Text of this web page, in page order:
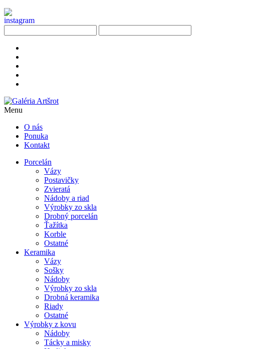
Menu
O nás
Ponuka
Kontakt
Porcelán
Vázy
Postavičky
Zvieratá
Nádoby a riad
Výrobky zo skla
Drobný porcelán
Ťažítka
Korble
Ostatné
Keramika
Vázy
Sošky
Nádoby
Výrobky zo skla
Drobná keramika
Riady
Ostatné
Výrobky z kovu
Nádoby
Tácky a misky